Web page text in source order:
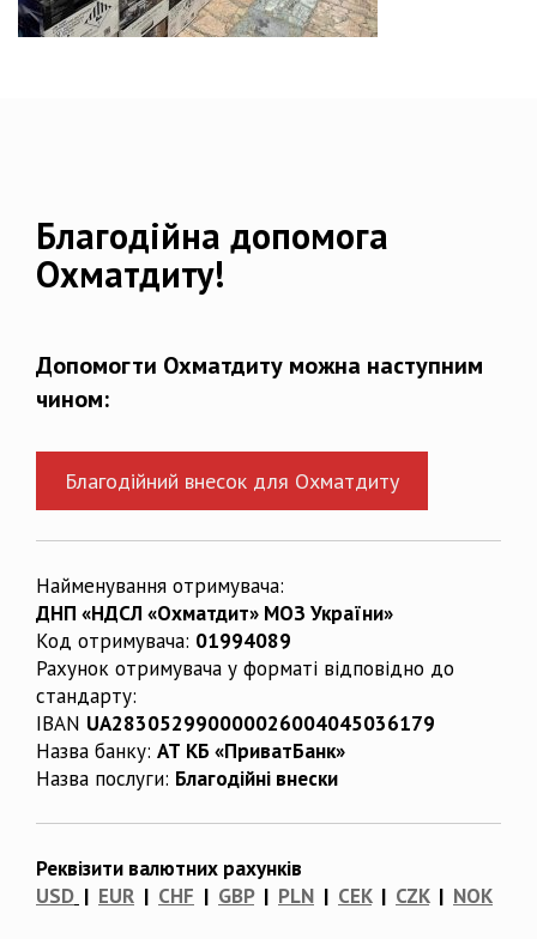
Благодійна допомога
Охматдиту!
Допомогти Охматдиту можна наступним
чином:
Благодійний внесок для Охматдиту
Найменування отримувача:
ДНП «НДСЛ «Охматдит» МОЗ України»
Код отримувача: 01994089
Рахунок отримувача у форматі відповідно до
стандарту:
IBAN UA283052990000026004045036179
Назва банку: АТ КБ «ПриватБанк»
Назва послуги: Благодійні внески
Реквізити валютних рахунків
USD | EUR | CHF | GBP| PLN | CEK| CZK| NOK